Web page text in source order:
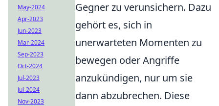
Gegner zu verunsichern. Dazu
gehört es, sich in
unerwarteten Momenten zu
bewegen oder Angriffe
anzukündigen, nur um sie
dann abzubrechen. Diese
May-2024
Apr-2023
Jun-2023
Mar-2024
Sep-2023
Oct-2024
Jul-2023
Jul-2024
Nov-2023